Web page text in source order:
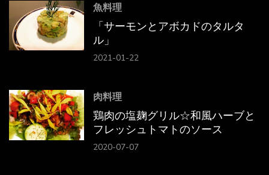
魚料理
「サーモンとアボカドのタルタ
ル」
2021-01-22
肉料理
鶏肉の塩麹グリル☆和風ハーブと
フレッシュトマトのソース
2020-07-07